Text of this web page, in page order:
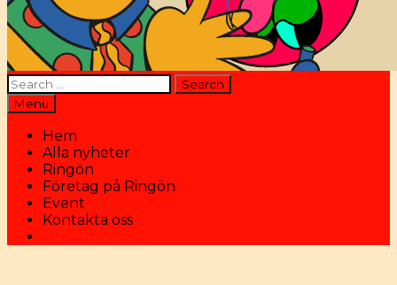
Search
for:
Search
Menu
Hem
Alla nyheter
Ringön
Företag på Ringön
Event
Kontakta oss